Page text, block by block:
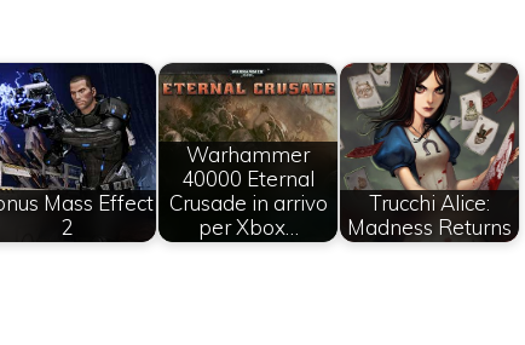
Mass Effect
2
Warhammer
40000 Eternal
Crusade in arrivo
per Xbox…
Trucchi Alice:
Madness Returns